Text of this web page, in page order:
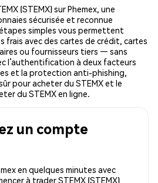
(STEMX) sur Phemex, une
sécurisée et reconnue
simples vous permettent
frais avec des cartes de crédit, cartes
ou fournisseurs tiers — sans
l’authentification à deux facteurs
et la protection anti-phishing,
pour acheter du STEMX et le
du STEMX en ligne.
un compte
en quelques minutes avec
à trader STEMX (STEMX)